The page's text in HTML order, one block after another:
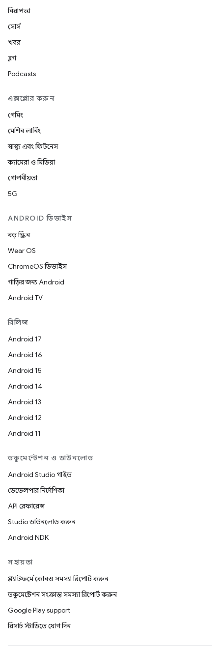
নিরাপত্তা
সোর্স
খবর
ব্লগ
Podcasts
এক্সপ্লোর করুন
গেমিং
মেশিন লার্নিং
স্বাস্থ্য এবং ফিটনেস
ক্যামেরা ও মিডিয়া
গোপনীয়তা
5G
ANDROID ডিভাইস
বড় স্ক্রিন
Wear OS
ChromeOS ডিভাইস
গাড়ির জন্য Android
Android TV
রিলিজ
Android 17
Android 16
Android 15
Android 14
Android 13
Android 12
Android 11
ডকুমেন্টেশন ও ডাউনলোড
Android Studio গাইড
ডেভেলপার নির্দেশিকা
API রেফারেন্স
Studio ডাউনলোড করুন
Android NDK
সহায়তা
প্ল্যাটফর্মে কোনও সমস্যা রিপোর্ট করুন
ডকুমেন্টেশন সংক্রান্ত সমস্যা রিপোর্ট করুন
Google Play support
রিসার্চ স্টাডিতে যোগ দিন